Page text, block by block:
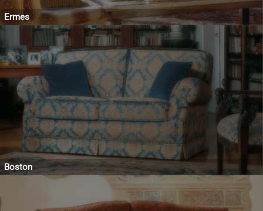
Ermes
Boston